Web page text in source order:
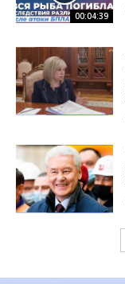
00:04:39